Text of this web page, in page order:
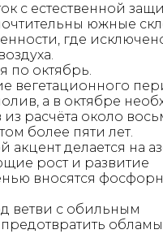
с естественной
южные
где
по октябрь.
вегетационного
а в октябре
расчёта около
более пяти лет.
акцент делается на
рост и развитие
вносятся
ветви с обильным